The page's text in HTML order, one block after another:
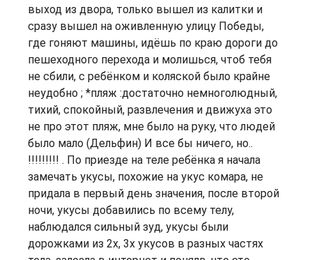
выход из двора, только вышел из калитки и
сразу вышел на оживленную улицу Победы,
где гоняют машины, идёшь по краю дороги до
пешеходного перехода и молишься, чтоб тебя
не сбили, с ребёнком и коляской было крайне
неудобно ; *пляж :достаточно немноголюдный,
тихий, спокойный, развлечения и движуха это
не про этот пляж, мне было на руку, что людей
было мало (Дельфин) И все бы ничего, но..
!!!!!!!!! . По приезде на теле ребёнка я начала
замечать укусы, похожие на укус комара, не
придала в первый день значения, после второй
ночи, укусы добавились по всему телу,
наблюдался сильный зуд, укусы были
дорожками из 2х, 3х укусов в разных частях